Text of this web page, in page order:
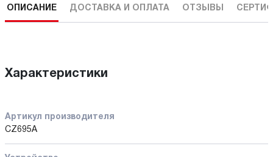
ОПИСАНИЕ ДОСТАВКА И ОПЛАТА ОТЗЫВЫ
Характеристики
Артикул производителя
CZ695A